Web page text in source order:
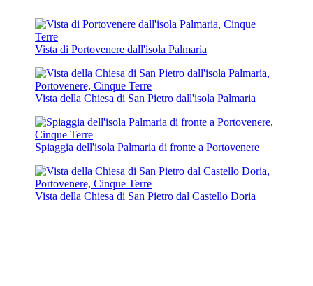
Vista di Portovenere dall'isola Palmaria
Vista della Chiesa di San Pietro dall'isola Palmaria
Spiaggia dell'isola Palmaria di fronte a Portovenere
Vista della Chiesa di San Pietro dal Castello Doria